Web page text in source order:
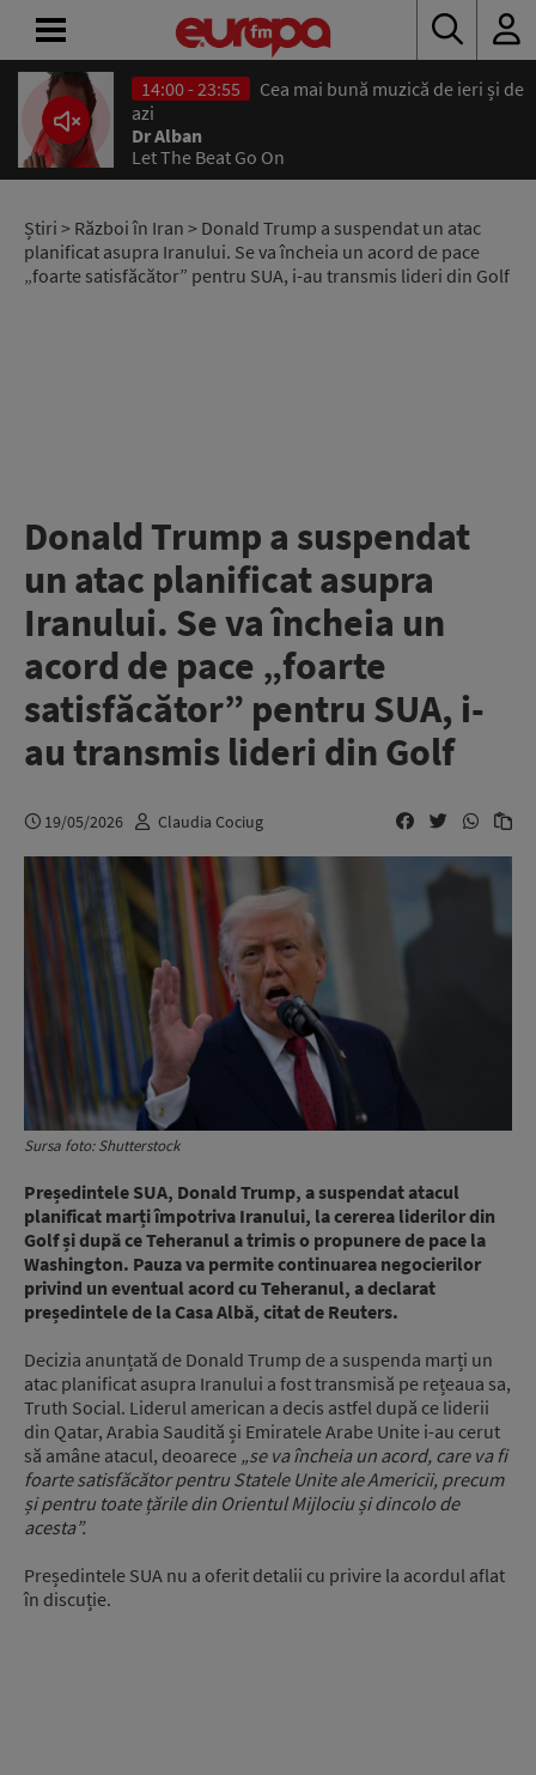
14:00 - 23:55
Cea mai bună muzică de ieri și de
azi
Dr Alban
Let The Beat Go On
Știri > Război în Iran > Donald Trump a suspendat un atac
planificat asupra Iranului. Se va încheia un acord de pace
„foarte satisfăcător” pentru SUA, i-au transmis lideri din Golf
Donald Trump a suspendat
un atac planificat asupra
Iranului. Se va încheia un
acord de pace „foarte
satisfăcător” pentru SUA, i-
au transmis lideri din Golf
19/05/2026 Claudia Cociug
Sursa foto: Shutterstock
Președintele SUA, Donald Trump, a suspendat atacul
planificat marți împotriva Iranului, la cererea liderilor din
Golf și după ce Teheranul a trimis o propunere de pace la
Washington. Pauza va permite continuarea negocierilor
privind un eventual acord cu Teheranul, a declarat
președintele de la Casa Albă, citat de Reuters.
Decizia anunțată de Donald Trump de a suspenda marți un
atac planificat asupra Iranului a fost transmisă pe rețeaua sa,
Truth Social. Liderul american a decis astfel după ce liderii
din Qatar, Arabia Saudită și Emiratele Arabe Unite i-au cerut
să amâne atacul, deoarece „se va încheia un acord, care va fi
foarte satisfăcător pentru Statele Unite ale Americii, precum
și pentru toate țările din Orientul Mijlociu și dincolo de
acesta”.
Președintele SUA nu a oferit detalii cu privire la acordul aflat
în discuție.
ACASĂ
ȘTIRI
RADIO
CONCURSURI